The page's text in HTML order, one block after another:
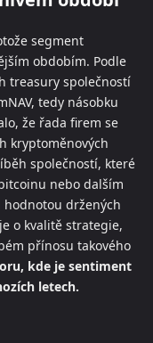
segment
obdobím. Podle
treasury společností
tedy násobku
že řada firem se
kryptoměnových
společností, které
nebo dalším
hodnotou držených
o kvalitě strategie,
přínosu takového
kde je sentiment
letech.